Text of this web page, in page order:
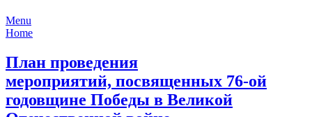
Menu
Home
План проведения
мероприятий, посвященных 76-ой
годовщине Победы в Великой